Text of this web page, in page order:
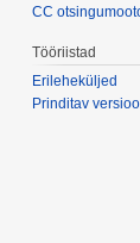
CC
Tööriistad
Erileheküljed
Prinditav